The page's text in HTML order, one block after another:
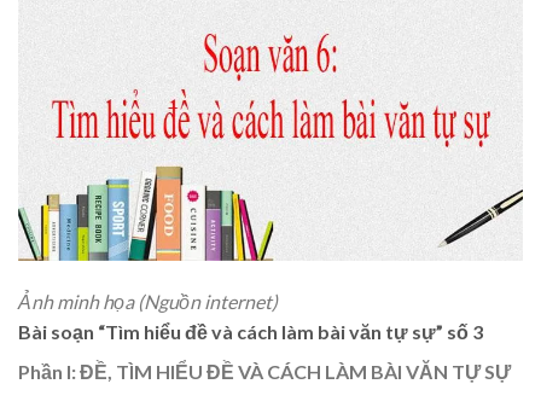
Ảnh minh họa (Nguồn internet)
Bài soạn “Tìm hiểu đề và cách làm bài văn tự sự” số 3
Phần I: ĐỀ, TÌM HIỂU ĐỀ VÀ CÁCH LÀM BÀI VĂN TỰ SỰ